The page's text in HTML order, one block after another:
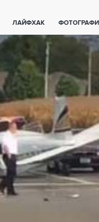
ЛАЙФХАК
ВАЖНО ЗНАТЬ СПОРТ